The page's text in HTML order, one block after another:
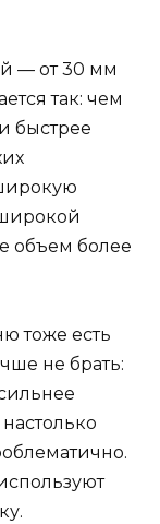
— от 30 мм
так: чем
быстрее
объем более
тоже есть
не брать: